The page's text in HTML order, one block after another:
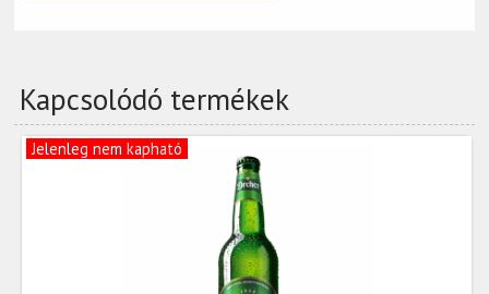
Kapcsolódó termékek
Jelenleg nem kapható